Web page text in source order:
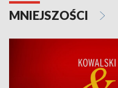
MNIEJSZOŚCI